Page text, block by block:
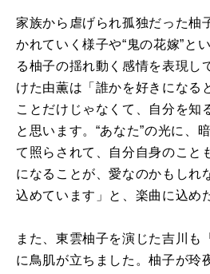
家族から虐げられ孤独だった柚
かれていく様子や“鬼の花嫁”と
る柚子の揺れ動く感情を表現し
けた由薫は「誰かを好きになる
ことだけじゃなくて、自分を知
と思います。“あなた”の光に、
て照らされて、自分自身のこと
になることが、愛なのかもしれ
込めています」と、楽曲に込め
また、東雲柚子を演じた吉川も
に鳥肌が立ちました。柚子が玲